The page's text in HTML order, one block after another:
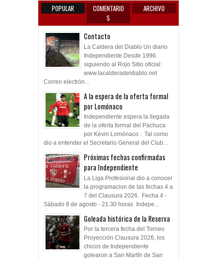
POPULAR
COMENTARIO
S
ARCHIVO
Contacto
La Caldera del Diablo Un diario
Independiente Desde 1996
siguiendo al Rojo Sitio oficial:
www.lacalderadeldiablo.net
Correo electrón...
A la espera de la oferta formal
por Lomónaco
Independiente espera la llegada
de la oferta formal del Pachuca
por Kevin Lomónaco . Tal como
dio a entender el Secretario General del Club...
Próximas fechas confirmadas
para Independiente
La Liga Profesional dio a conocer
la programacion de las fechas 4 a
7 del Clausura 2026. Fecha 4 -
Sábado 8 de agosto - 21.30 horas Indepe...
Goleada histórica de la Reserva
Por la tercera fecha del Torneo
Proyección Clausura 2026, los
chicos de Independiente
golearon a San Martín de San